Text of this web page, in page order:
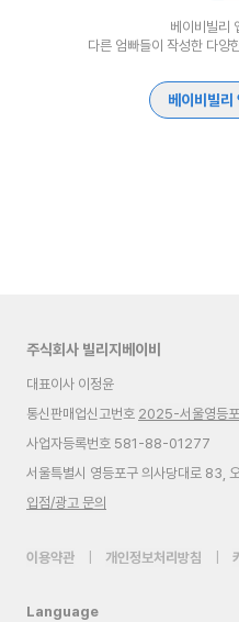
베이비빌리
다른 엄빠들이 작성한 다양
베이비빌리
주식회사 빌리지베이비
대표이사 이정윤
통신판매업신고번호 2025-서울영등
사업자등록번호 581-88-01277
서울특별시 영등포구 의사당대로 83,
입점/광고 문의
이용약관 개인정보처리방침
Language